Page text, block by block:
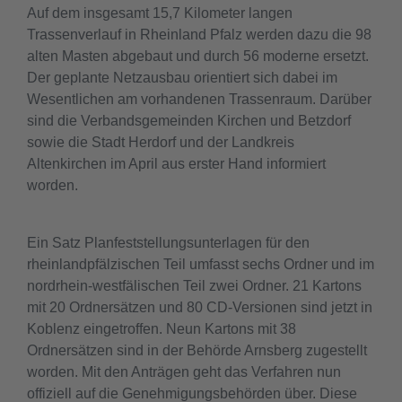
Auf dem insgesamt 15,7 Kilometer langen
Trassenverlauf in Rheinland Pfalz werden dazu die 98
alten Masten abgebaut und durch 56 moderne ersetzt.
Der geplante Netzausbau orientiert sich dabei im
Wesentlichen am vorhandenen Trassenraum. Darüber
sind die Verbandsgemeinden Kirchen und Betzdorf
sowie die Stadt Herdorf und der Landkreis
Altenkirchen im April aus erster Hand informiert
worden.
Ein Satz Planfeststellungsunterlagen für den
rheinlandpfälzischen Teil umfasst sechs Ordner und im
nordrhein-westfälischen Teil zwei Ordner. 21 Kartons
mit 20 Ordnersätzen und 80 CD-Versionen sind jetzt in
Koblenz eingetroffen. Neun Kartons mit 38
Ordnersätzen sind in der Behörde Arnsberg zugestellt
worden. Mit den Anträgen geht das Verfahren nun
offiziell auf die Genehmigungsbehörden über. Diese